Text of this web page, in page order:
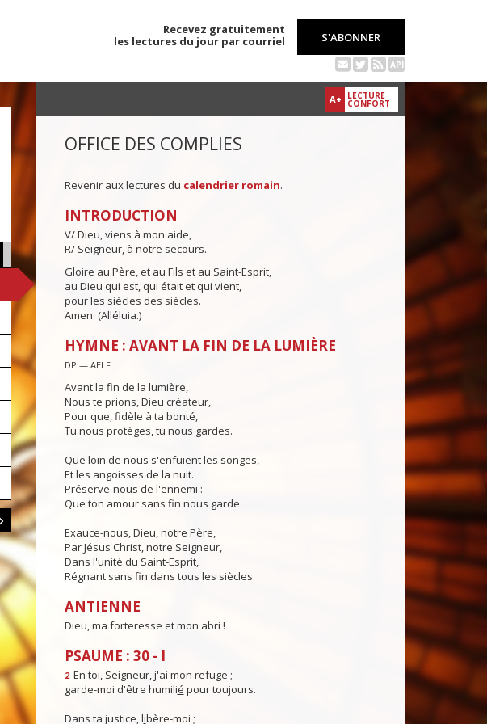
Recevez gratuitement
les lectures du jour par courriel
S'ABONNER
API
A+ LECTURE
CONFORT
OFFICE DES COMPLIES
Revenir aux lectures du calendrier romain.
INTRODUCTION
V/ Dieu, viens à mon aide,
R/ Seigneur, à notre secours.
Gloire au Père, et au Fils et au Saint-Esprit,
au Dieu qui est, qui était et qui vient,
pour les siècles des siècles.
Amen. (Alléluia.)
HYMNE : AVANT LA FIN DE LA LUMIÈRE
DP — AELF
Avant la fin de la lumière,
Nous te prions, Dieu créateur,
Pour que, fidèle à ta bonté,
Tu nous protèges, tu nous gardes.
Que loin de nous s'enfuient les songes,
Et les angoisses de la nuit.
Préserve-nous de l'ennemi :
Que ton amour sans fin nous garde.
Exauce-nous, Dieu, notre Père,
Par Jésus Christ, notre Seigneur,
Dans l'unité du Saint-Esprit,
Régnant sans fin dans tous les siècles.
ANTIENNE
Dieu, ma forteresse et mon abri !
PSAUME : 30 - I
2 En toi, Seigneur, j'ai mon refuge ;
garde-moi d'être humilié pour toujours.
Dans ta justice, libère-moi ;